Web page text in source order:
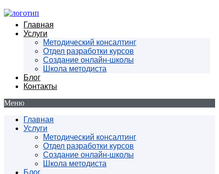
Главная
Услуги
Методический консалтинг
Отдел разработки курсов
Создание онлайн-школы
Школа методиста
Блог
Контакты
Меню
Главная
Услуги
Методический консалтинг
Отдел разработки курсов
Создание онлайн-школы
Школа методиста
Блог